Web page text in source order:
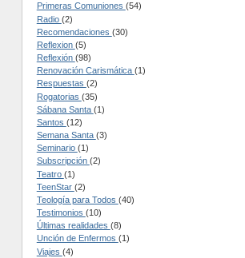
Primeras Comuniones (54)
Radio (2)
Recomendaciones (30)
Reflexion (5)
Reflexión (98)
Renovación Carismática (1)
Respuestas (2)
Rogatorias (35)
Sábana Santa (1)
Santos (12)
Semana Santa (3)
Seminario (1)
Subscripción (2)
Teatro (1)
TeenStar (2)
Teología para Todos (40)
Testimonios (10)
Últimas realidades (8)
Unción de Enfermos (1)
Viajes (4)